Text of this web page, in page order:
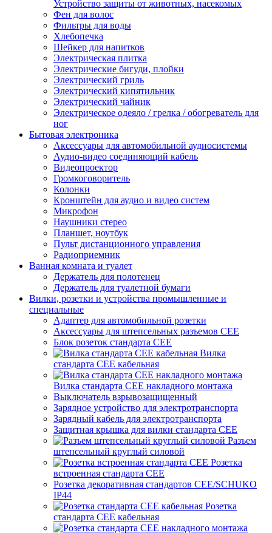
Устройство защиты от животных, насекомых
Фен для волос
Фильтры для воды
Хлебопечка
Шейкер для напитков
Электрическая плитка
Электрические бигуди, плойки
Электрический гриль
Электрический кипятильник
Электрический чайник
Электрическое одеяло / грелка / обогреватель для
ног
Бытовая электроника
Аксессуары для автомобильной аудиосистемы
Аудио-видео соединяющий кабель
Видеопроектор
Громкоговоритель
Колонки
Кронштейн для аудио и видео систем
Микрофон
Наушники стерео
Планшет, ноутбук
Пульт дистанционного управления
Радиоприемник
Ванная комната и туалет
Держатель для полотенец
Держатель для туалетной бумаги
Вилки, розетки и устройства промышленные и
специальные
Адаптер для автомобильной розетки
Аксессуары для штепсельных разъемов CEE
Блок розеток стандарта CEE
Вилка
стандарта CEE кабельная
Вилка стандарта CEE накладного монтажа
Выключатель взрывозащищенный
Зарядное устройство для электротранспорта
Зарядный кабель для электротранспорта
Защитная крышка для вилки стандарта CEE
Разъем
штепсельный круглый силовой
Розетка
встроенная стандарта CEE
Розетка декоративная стандартов CEE/SCHUKO
IP44
Розетка
стандарта СЕЕ кабельная